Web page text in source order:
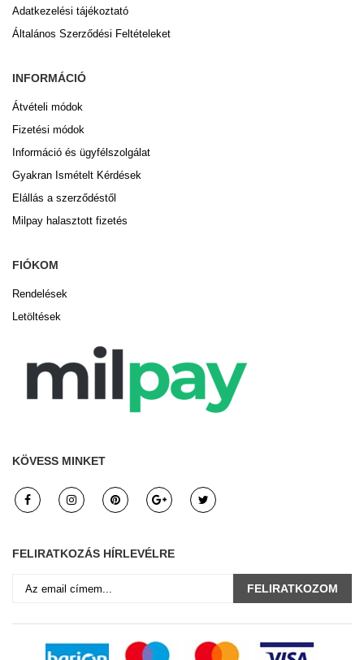
Adatkezelési tájékoztató
Általános Szerződési Feltételeket
INFORMÁCIÓ
Átvételi módok
Fizetési módok
Információ és ügyfélszolgálat
Gyakran Ismételt Kérdések
Elállás a szerződéstől
Milpay halasztott fizetés
FIÓKOM
Rendelések
Letöltések
KÖVESS MINKET
FELIRATKOZÁS HÍRLEVÉLRE
FELIRATKOZOM